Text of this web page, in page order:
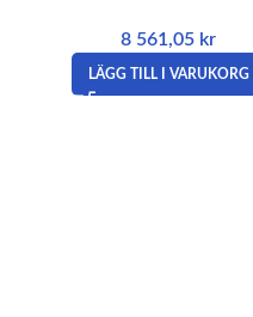
8 561,05 kr
LÄGG TILL I VARUKORG